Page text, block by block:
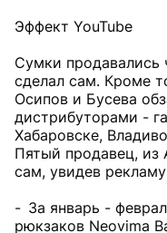
Эффект YouTube
Сумки продавались
сделал сам. Кроме
Осипов и Бусева
дистрибуторами -
Хабаровске,
Пятый продавец, из
сам, увидев
- За январь -
рюкзаков Neovima